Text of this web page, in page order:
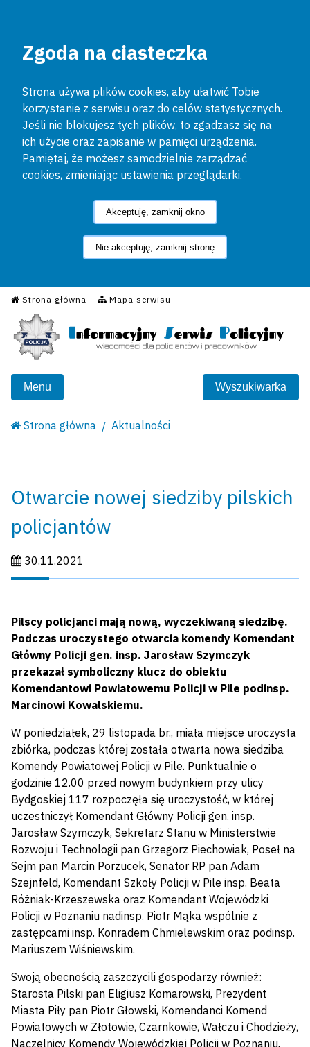
Zgoda na ciasteczka
Strona używa plików cookies, aby ułatwić Tobie
korzystanie z serwisu oraz do celów statystycznych.
Jeśli nie blokujesz tych plików, to zgadzasz się na
ich użycie oraz zapisanie w pamięci urządzenia.
Pamiętaj, że możesz samodzielnie zarządzać
cookies, zmieniając ustawienia przeglądarki.
Akceptuję, zamknij okno
Nie akceptuję, zamknij stronę
Strona główna Mapa serwisu
Informacyjny Serwis
Menu Wyszukiwarka
Strona główna Aktualności
Otwarcie nowej siedziby pilskich
policjantów
Data publikacji:
30.11.2021
Pilscy policjanci mają nową, wyczekiwaną siedzibę.
Podczas uroczystego otwarcia komendy Komendant
Główny Policji gen. insp. Jarosław Szymczyk
przekazał symboliczny klucz do obiektu
Komendantowi Powiatowemu Policji w Pile podinsp.
Marcinowi Kowalskiemu.
W poniedziałek, 29 listopada br., miała miejsce uroczysta
zbiórka, podczas której została otwarta nowa siedziba
Komendy Powiatowej Policji w Pile. Punktualnie o
godzinie 12.00 przed nowym budynkiem przy ulicy
Bydgoskiej 117 rozpoczęła się uroczystość, w której
uczestniczył Komendant Główny Policji gen. insp.
Jarosław Szymczyk, Sekretarz Stanu w Ministerstwie
Rozwoju i Technologii pan Grzegorz Piechowiak, Poseł na
Sejm pan Marcin Porzucek, Senator RP pan Adam
Szejnfeld, Komendant Szkoły Policji w Pile insp. Beata
Różniak-Krzeszewska oraz Komendant Wojewódzki
Policji w Poznaniu nadinsp. Piotr Mąka wspólnie z
zastępcami insp. Konradem Chmielewskim oraz podinsp.
Mariuszem Wiśniewskim.
Swoją obecnością zaszczycili gospodarzy również:
Starosta Pilski pan Eligiusz Komarowski, Prezydent
Miasta Piły pan Piotr Głowski, Komendanci Komend
Powiatowych w Złotowie, Czarnkowie, Wałczu i Chodzieży,
Naczelnicy Komendy Wojewódzkiej Policji w Poznaniu,